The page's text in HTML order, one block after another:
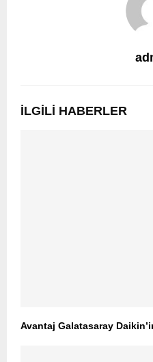
İLGILI HABERLER
Avantaj Galatasaray